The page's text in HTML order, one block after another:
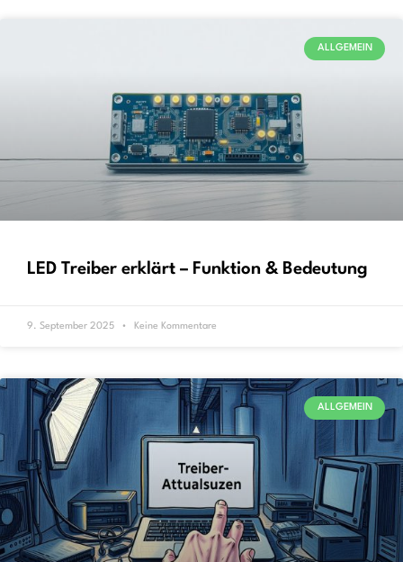
ALLGEMEIN
LED Treiber erklärt – Funktion & Bedeutung
9. September 2025 Keine Kommentare
ALLGEMEIN